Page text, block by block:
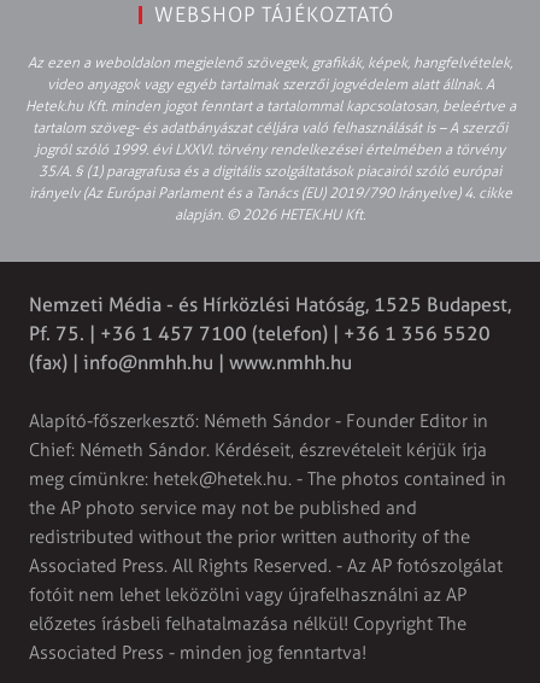
WEBSHOP TÁJÉKOZTATÓ
Az ezen a weboldalon megjelenő szövegek, grafikák, képek, hangfelvételek,
video anyagok vagy egyéb tartalmak szerzői jogvédelem alatt állnak. A
Hetek.hu Kft. minden jogot fenntart a tartalommal kapcsolatosan, beleértve a
tartalom szöveg- és adatbányászat céljára való felhasználását is – A szerzői
jogról szóló 1999. évi LXXVI. törvény rendelkezései értelmében a törvény
35/A. § (1) paragrafusa és a digitális szolgáltatások piacairól szóló európai
irányelv (Az Európai Parlament és a Tanács (EU) 2019/790 Irányelve) 4. cikke
alapján. © 2026 HETEK.HU Kft.
Nemzeti Média - és Hírközlési Hatóság, 1525 Budapest,
Pf. 75. | +36 1 457 7100 (telefon) | +36 1 356 5520
(fax) | info@nmhh.hu | www.nmhh.hu
Alapító-főszerkesztő: Németh Sándor - Founder Editor in
Chief: Németh Sándor. Kérdéseit, észrevételeit kérjük írja
meg címünkre: hetek@hetek.hu. - The photos contained in
the AP photo service may not be published and
redistributed without the prior written authority of the
Associated Press. All Rights Reserved. - Az AP fotószolgálat
fotóit nem lehet leközölni vagy újrafelhasználni az AP
előzetes írásbeli felhatalmazása nélkül! Copyright The
Associated Press - minden jog fenntartva!